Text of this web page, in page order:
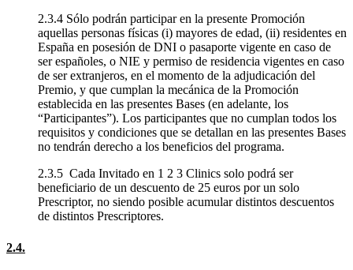
2.3.4 Sólo podrán participar en la presente Promoción
aquellas personas físicas (i) mayores de edad, (ii) residentes en
España en posesión de DNI o pasaporte vigente en caso de
ser españoles, o NIE y permiso de residencia vigentes en caso
de ser extranjeros, en el momento de la adjudicación del
Premio, y que cumplan la mecánica de la Promoción
establecida en las presentes Bases (en adelante, los
“Participantes”). Los participantes que no cumplan todos los
requisitos y condiciones que se detallan en las presentes Bases
no tendrán derecho a los beneficios del programa.
2.3.5 Cada Invitado en 1 2 3 Clinics solo podrá ser
beneficiario de un descuento de 25 euros por un solo
Prescriptor, no siendo posible acumular distintos descuentos
de distintos Prescriptores.
2.4.